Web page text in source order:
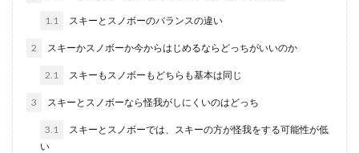
をみても、新卒の新入社員でさえかなりの高額を
手にして...
ジムに必要な持ち物。女性のジム通い
に持っていくべき物リスト
1.1 スキーとスノボーのバランスの違い
2 スキーかスノボーか今からはじめるならどっちがいいのか
2.1 スキーもスノボーもどちらも基本は同じ
3 スキーとスノボーなら怪我がしにくいのはどっち
3.1
スキーとスノボーでは、スキーの方が怪我をする可能性が低
い